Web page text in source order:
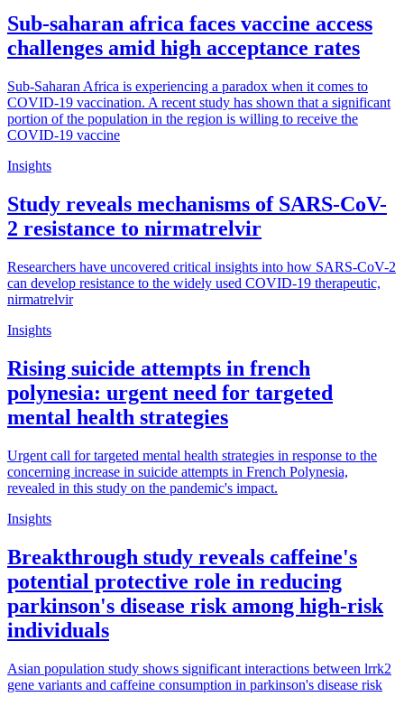
Sub-saharan africa faces vaccine access
challenges amid high acceptance rates
Sub-Saharan Africa is experiencing a paradox when it comes to
COVID-19 vaccination. A recent study has shown that a significant
portion of the population in the region is willing to receive the
COVID-19 vaccine
Insights
Study reveals mechanisms of SARS-CoV-
2 resistance to nirmatrelvir
Researchers have uncovered critical insights into how SARS-CoV-2
can develop resistance to the widely used COVID-19 therapeutic,
nirmatrelvir
Insights
Rising suicide attempts in french
polynesia: urgent need for targeted
mental health strategies
Urgent call for targeted mental health strategies in response to the
concerning increase in suicide attempts in French Polynesia,
revealed in this study on the pandemic's impact.
Insights
Breakthrough study reveals caffeine's
potential protective role in reducing
parkinson's disease risk among high-risk
individuals
Asian population study shows significant interactions between lrrk2
gene variants and caffeine consumption in parkinson's disease risk